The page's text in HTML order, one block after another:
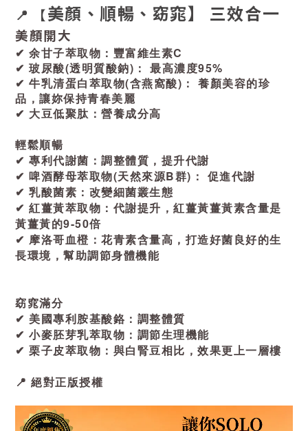
📍 【美顏、順暢、窈窕】 三效合一
美顏開大
✔ 余甘子萃取物：豐富維生素C
✔ 玻尿酸(透明質酸鈉)： 最高濃度95%
✔ 牛乳清蛋白萃取物(含燕窩酸)： 養顏美容的珍
品，讓妳保持青春美麗
✔ 大豆低聚肽：營養成分高
輕鬆順暢
✔ 專利代謝菌：調整體質，提升代謝
✔ 啤酒酵母萃取物(天然來源B群)： 促進代謝
✔ 乳酸菌素：改變細菌叢生態
✔ 紅薑黃萃取物：代謝提升，紅薑黃薑黃素含量是
黃薑黃的9-50倍
✔ 摩洛哥血橙：花青素含量高，打造好菌良好的生
長環境，幫助調節身體機能
窈窕滿分
✔ 美國專利胺基酸鉻：調整體質
✔ 小麥胚芽乳萃取物：調節生理機能
✔ 栗子皮萃取物：與白腎豆相比，效果更上一層樓
📍 絕對正版授權